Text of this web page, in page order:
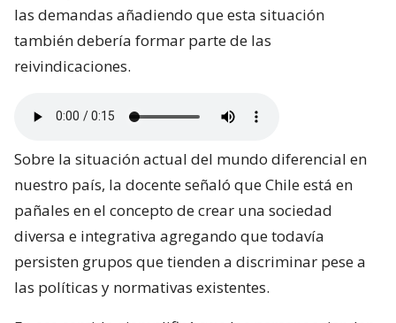
las demandas añadiendo que esta situación
también debería formar parte de las
reivindicaciones.
Sobre la situación actual del mundo diferencial en
nuestro país, la docente señaló que Chile está en
pañales en el concepto de crear una sociedad
diversa e integrativa agregando que todavía
persisten grupos que tienden a discriminar pese a
las políticas y normativas existentes.